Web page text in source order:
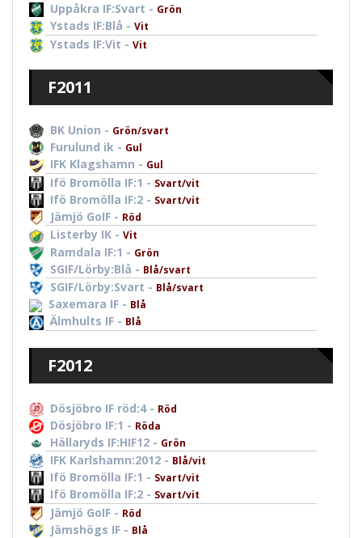
Uppåkra IF:Svart - Grön
Ystads IF:Blå - Vit
Ystads IF:Vit - Vit
F2011
BK Union - Grön/svart
Furulund ik - Gul
IFK Klagshamn - Gul
Ifö Bromölla IF:1 - Svart/vit
Ifö Bromölla IF:2 - Svart/vit
Jämjö GoIF - Röd
Listerby IK - Vit
Ramdala IF:1 - Grön
SGIF/Lörby:Blå - Blå/svart
SGIF/Lörby:Svart - Blå/svart
Saxemara IF - Blå
Älmhults IF - Blå
F2012
Dösjöbro IF röd:4 - Röd
Dösjöbro IF:1 - Röda
Hällaryds IF:HIF12 - Grön
IFK Karlshamn:2012 - Blå/vit
Ifö Bromölla IF:1 - Svart/vit
Ifö Bromölla IF:2 - Svart/vit
Jämjö GoIF - Röd
Jämshögs IF - Blå